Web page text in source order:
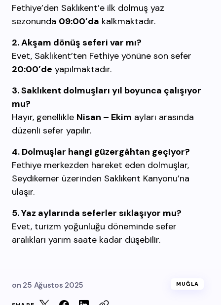
Fethiye’den Saklıkent’e ilk dolmuş yaz
sezonunda 09:00’da kalkmaktadır.
2. Akşam dönüş seferi var mı?
Evet, Saklıkent’ten Fethiye yönüne son sefer
20:00’de yapılmaktadır.
3. Saklıkent dolmuşları yıl boyunca çalışıyor
mu?
Hayır, genellikle Nisan – Ekim ayları arasında
düzenli sefer yapılır.
4. Dolmuşlar hangi güzergâhtan geçiyor?
Fethiye merkezden hareket eden dolmuşlar,
Seydikemer üzerinden Saklıkent Kanyonu’na
ulaşır.
5. Yaz aylarında seferler sıklaşıyor mu?
Evet, turizm yoğunluğu döneminde sefer
aralıkları yarım saate kadar düşebilir.
on 25 Ağustos 2025 MUĞLA